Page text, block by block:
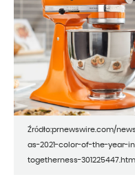
Źródło:prnewswire.com/
as-2021-color-of-the-year-
togetherness-301225447.html